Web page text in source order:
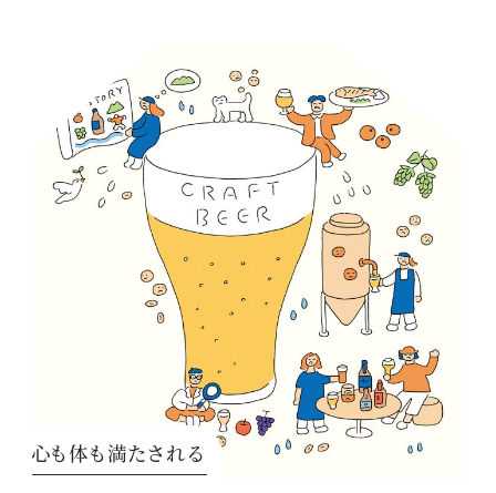
心も体も満たされる